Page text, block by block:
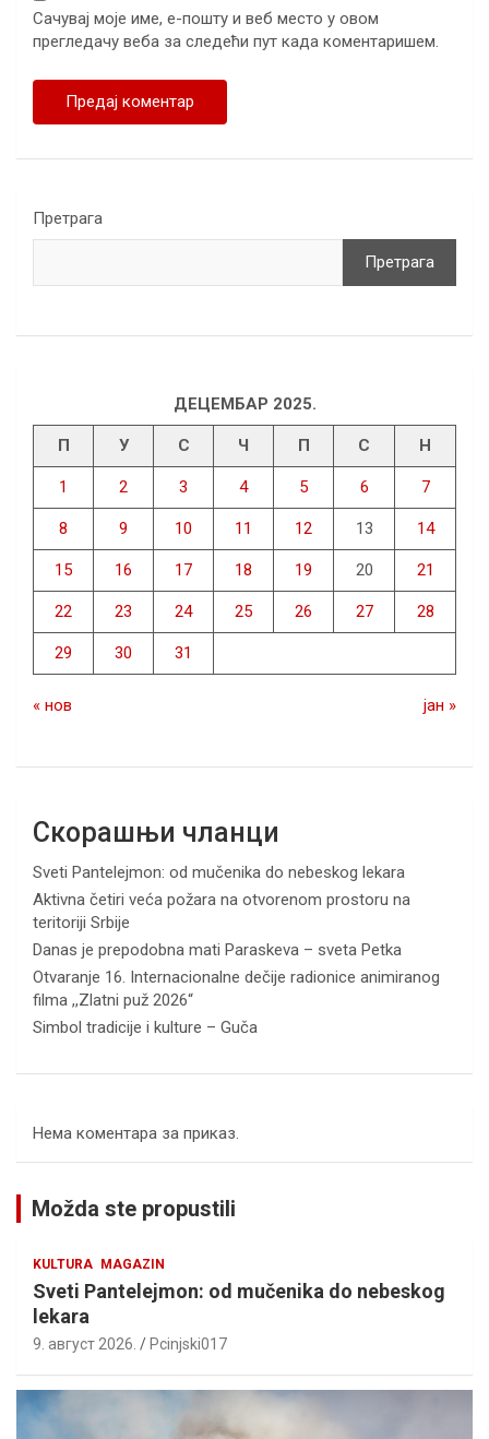
Сачувај моје име, е-пошту и веб место у овом
прегледачу веба за следећи пут када коментаришем.
Претрага
Претрага
ДЕЦЕМБАР 2025.
П У С Ч П С Н
1 2 3 4 5 6 7
8 9 10 11 12 13 14
15 16 17 18 19 20 21
22 23 24 25 26 27 28
29 30 31
« нов јан »
Скорашњи чланци
Sveti Pantelejmon: od mučenika do nebeskog lekara
Aktivna četiri veća požara na otvorenom prostoru na
teritoriji Srbije
Danas je prepodobna mati Paraskeva – sveta Petka
Otvaranje 16. Internacionalne dečije radionice animiranog
filma ,,Zlatni puž 2026“
Simbol tradicije i kulture – Guča
Нема коментара за приказ.
Možda ste propustili
KULTURA MAGAZIN
Sveti Pantelejmon: od mučenika do nebeskog
lekara
9. август 2026. Pcinjski017